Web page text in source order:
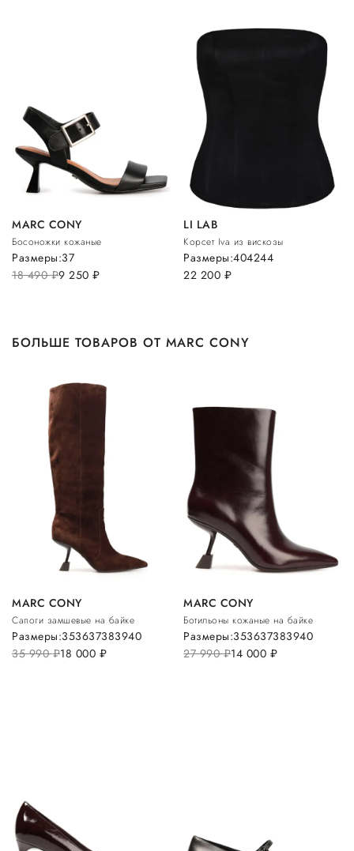
MARC CONY
Босоножки кожаные
18 490руб.9 250 руб.
Размеры:37
LI LAB
Корсет Iva из вискозы
22 200 руб.
Размеры:404244
БОЛЬШЕ ТОВАРОВ ОТ MARC CONY
MARC CONY
Сапоги замшевые на байке
35 990руб.18 000 руб.
Размеры:353637383940
MARC CONY
Ботильоны кожаные на байке
27 990руб.14 000 руб.
Размеры:353637383940